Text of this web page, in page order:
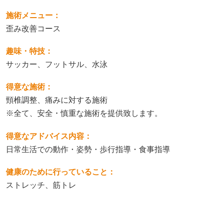
施術メニュー：
歪み改善コース
趣味・特技：
サッカー、フットサル、水泳
得意な施術：
頸椎調整、痛みに対する施術
※全て、安全・慎重な施術を提供致します。
得意なアドバイス内容：
日常生活での動作・姿勢・歩行指導・食事指導
健康のために行っていること：
ストレッチ、筋トレ